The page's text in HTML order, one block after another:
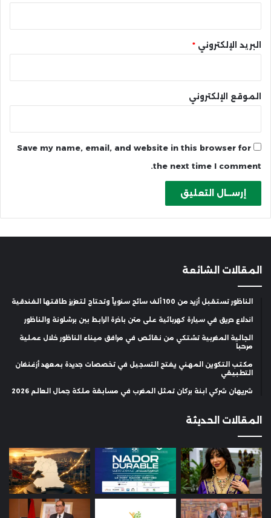
البريد الإلكتروني *
الموقع الإلكتروني
Save my name, email, and website in this browser for
the next time I comment.
المقالات الشائعة
الناظور تستقبل أزيد من 100 ألف سائح سنوياً وتحتاج لتعزيز طاقتها الفندقية
اندلاع حريق في سيارة كهربائية على متن باخرة الرابط بين برشلونة والناظور
الجالية المغربية تشتكي من نقائص في مرافق ميناء الناظور خلال عملية
مرحبا
مكتب التكوين المهني يفتح التسجيل في تخصصات جديدة بمعهد أزغنغان
التطبيقي
شريهان شركي ابنة بركان تمثل المغرب في مسابقة ملكة جمال العالم 2026
المقالات الحديثة